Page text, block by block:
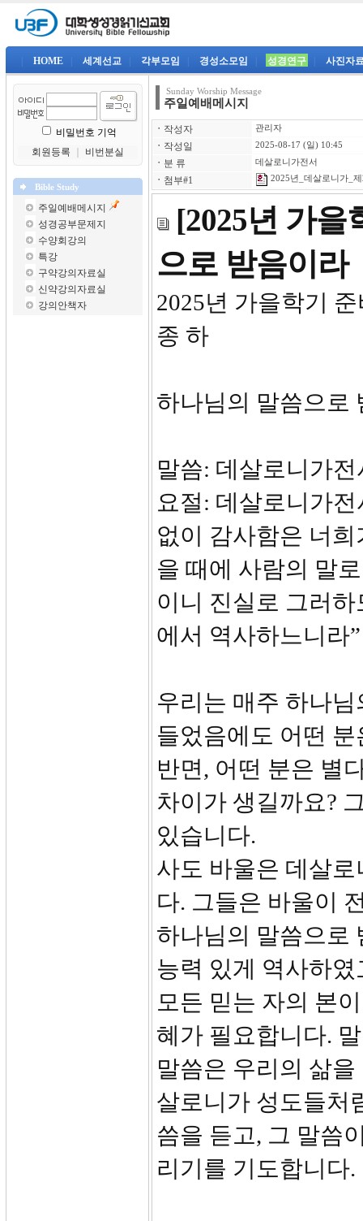
HOME 세계선교 각부모임 경성소모임 성경연구 사진자
비밀번호 기억
회원등록
비번분실
Bible Study
주일예배메시지
성경공부문제지
수양회강의
특강
구약강의자료실
신약강의자료실
강의안책자
Sunday Worship Message
주일예배메시지
ㆍ 작성자 관리자
ㆍ 작성일 2025-08-17 (일) 10:45
ㆍ 분 류 데살로니가전서
ㆍ 첨부#1 2025년_데살로니가_
[2025년 가을
으로 받음이라
2025년
종 하
하나님의 말씀으로
말씀: 데살로니가전
요절: 데살로니가
없이 감사함은 너
을 때에 사람의 말
이니 진실로 그러
에서 역사하느니라”
우리는 매주 하나
들었음에도 어떤
반면, 어떤 분은 별
차이가 생길까요?
있습니다.
사도 바울은 데살
다. 그들은 바울이
하나님의 말씀으로
능력 있게 역사하
모든 믿는 자의 본
혜가 필요합니다.
말씀은 우리의 삶
살로니가 성도들처
씀을 듣고, 그 말씀
리기를 기도합니다.